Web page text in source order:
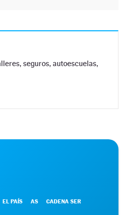
seguros, autoescuelas,
EL PAÍS AS CADENA SER